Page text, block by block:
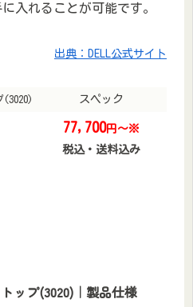
入れることが可能です。
出典：DELL公式サイト
スペック
77,700円〜※
税込・送料込み
ップ(3020)｜製品仕様